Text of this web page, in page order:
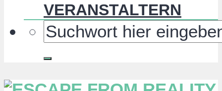
VERANSTALTERN